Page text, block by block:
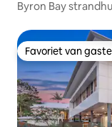
Byron Bay
Favoriet van
Favoriet van